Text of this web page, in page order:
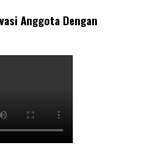
Anggota Dengan